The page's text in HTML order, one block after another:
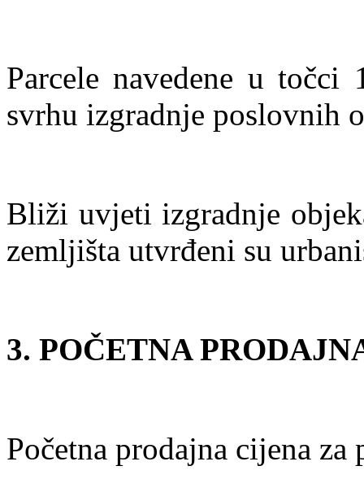
Parcele navedene u
svrhu izgradnje poslovnih
Bliži uvjeti izgradnje
zemljišta utvrđeni su
3. POČETNA
Početna prodajna cijena za